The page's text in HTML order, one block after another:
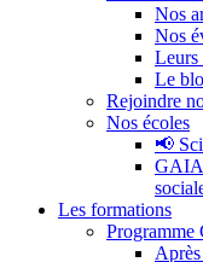
Nos
Nos
Leurs
Le
Rejoindre
Nos écoles
📢
GAIA
Les formations
Programme